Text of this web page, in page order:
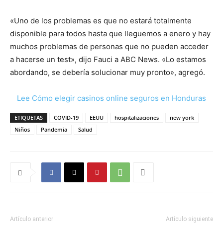
«Uno de los problemas es que no estará totalmente
disponible para todos hasta que lleguemos a enero y hay
muchos problemas de personas que no pueden acceder
a hacerse un test», dijo Fauci a ABC News. «Lo estamos
abordando, se debería solucionar muy pronto», agregó.
Lee Cómo elegir casinos online seguros en Honduras
ETIQUETAS COVID-19 EEUU hospitalizaciones
new york
Niños
Pandemia Salud
Artículo anterior Artículo siguiente